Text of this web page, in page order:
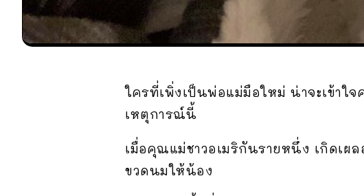
ใครที่เพิ่งเป็นพ่อแม่มือใหม่ น่าจะเข้าใ
เหตุการณ์นี้
เมื่อคุณแม่ชาวอเมริกันรายหนึ่ง เกิดเ
ขวดนมให้น้อง